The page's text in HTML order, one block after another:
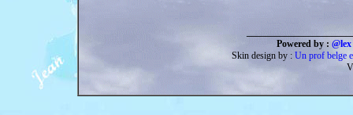
Powered by :
Skin design by : Un prof belge